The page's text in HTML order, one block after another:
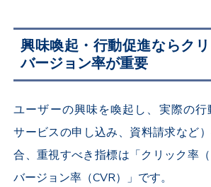
興味喚起・行動促進ならク
バージョン率が重要
ユーザーの興味を喚起し、実際の
サービスの申し込み、資料請求など
合、重視すべき指標は「クリック率（
バージョン率（CVR）」です。